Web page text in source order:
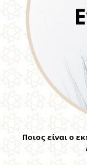
Ποιος είναι ο